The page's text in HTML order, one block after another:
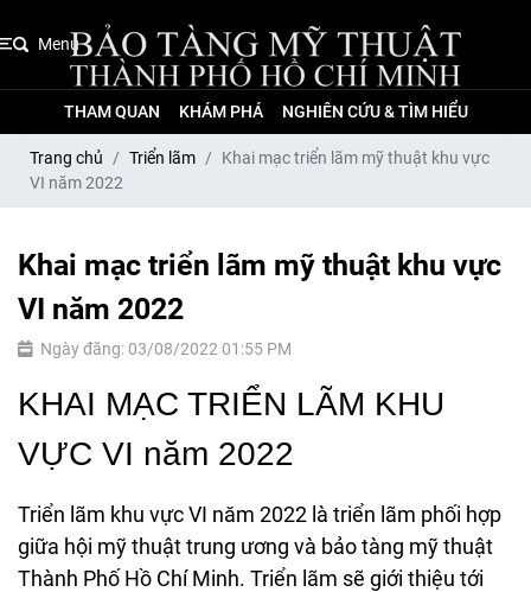
Menu
THAM QUAN KHÁM PHÁ NGHIÊN CỨU & TÌM HIỂU
Trang chủ Triển lãm
Khai mạc triển lãm mỹ thuật khu vực
VI năm 2022
Khai mạc triển lãm mỹ thuật khu vực
VI năm 2022
Ngày đăng: 03/08/2022 01:55 PM
KHAI MẠC TRIỂN LÃM KHU
VỰC VI năm 2022
Triển lãm khu vực VI năm 2022 là triển lãm phối hợp
giữa hội mỹ thuật trung ương và bảo tàng mỹ thuật
Thành Phố Hồ Chí Minh. Triển lãm sẽ giới thiệu tới